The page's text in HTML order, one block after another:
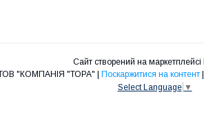
Сайт створений на маркетплейсі
Поскаржитися на контент
Select Language ▼